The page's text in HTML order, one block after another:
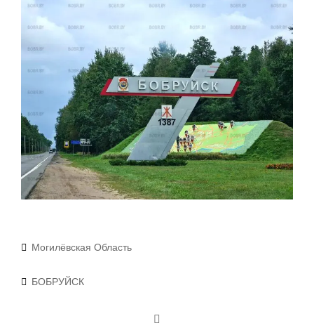
Рубрики
Могилёвская Область
Метки
БОБРУЙСК